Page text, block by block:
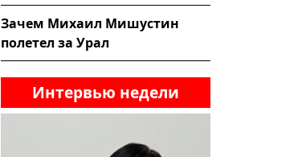
Зачем Михаил Мишустин
полетел за Урал
Интервью недели